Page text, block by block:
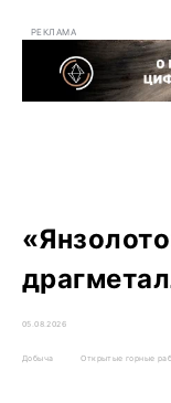
РЕКЛАМА
05.08.2026
Добыча Открытые горные